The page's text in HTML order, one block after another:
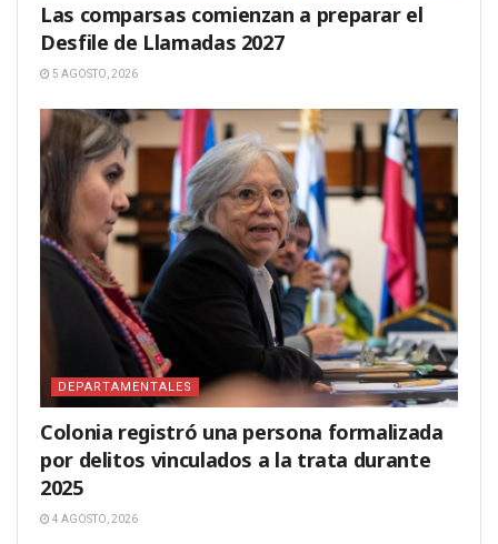
Las comparsas comienzan a preparar el
Desfile de Llamadas 2027
5 AGOSTO, 2026
DEPARTAMENTALES
Colonia registró una persona formalizada
por delitos vinculados a la trata durante
2025
4 AGOSTO, 2026